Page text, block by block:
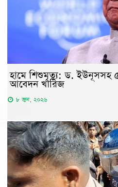
হামে শিশুমৃত্যু: ড. ইউনূসসহ
আবেদন খারিজ
৮ জুন, ২০২৬